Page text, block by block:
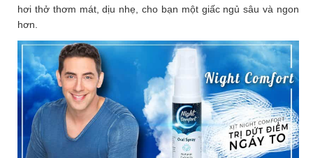
hơi thở thơm mát, dịu nhẹ, cho bạn một giấc ngủ sâu và ngon
hơn.